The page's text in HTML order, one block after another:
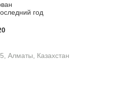
год
Алматы, Казахстан